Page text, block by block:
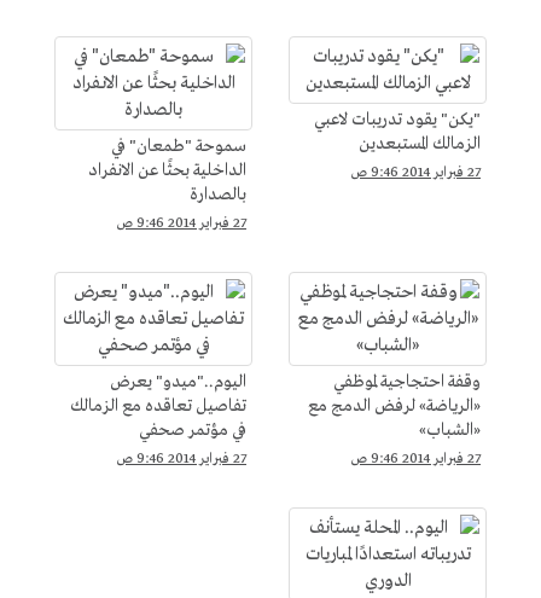
"يكن" يقود تدريبات لاعبي
الزمالك المستبعدين
27 فبراير 2014 9:46 ص
سموحة "طمعان" في
الداخلية بحثًا عن الانفراد
بالصدارة
27 فبراير 2014 9:46 ص
وقفة احتجاجية لموظفي
«الرياضة» لرفض الدمج مع
«الشباب»
27 فبراير 2014 9:46 ص
اليوم.."ميدو" يعرض
تفاصيل تعاقده مع الزمالك
في مؤتمر صحفي
27 فبراير 2014 9:46 ص